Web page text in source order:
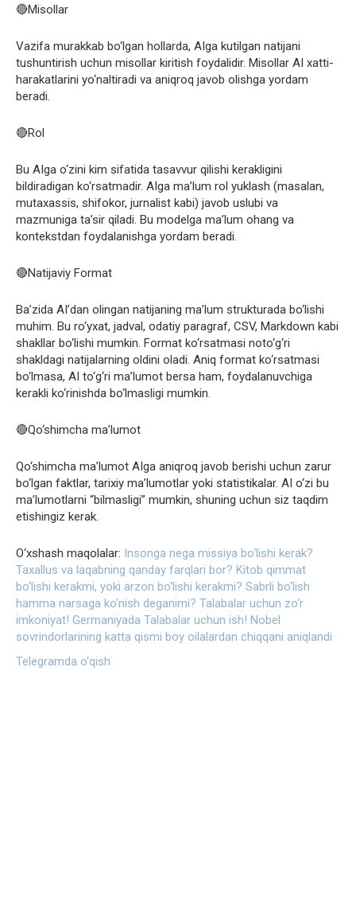
🔴Misollar
Vazifa murakkab bo‘lgan hollarda, AIga kutilgan natijani
tushuntirish uchun misollar kiritish foydalidir. Misollar AI xatti-
harakatlarini yo‘naltiradi va aniqroq javob olishga yordam
beradi.
🔴Rol
Bu AIga o‘zini kim sifatida tasavvur qilishi kerakligini
bildiradigan ko‘rsatmadir. AIga ma’lum rol yuklash (masalan,
mutaxassis, shifokor, jurnalist kabi) javob uslubi va
mazmuniga ta’sir qiladi. Bu modelga ma’lum ohang va
kontekstdan foydalanishga yordam beradi.
🔴Natijaviy Format
Ba’zida AI’dan olingan natijaning ma’lum strukturada bo‘lishi
muhim. Bu ro‘yxat, jadval, odatiy paragraf, CSV, Markdown kabi
shakllar bo‘lishi mumkin. Format ko‘rsatmasi noto‘g‘ri
shakldagi natijalarning oldini oladi. Aniq format ko‘rsatmasi
bo‘lmasa, AI to‘g‘ri ma’lumot bersa ham, foydalanuvchiga
kerakli ko‘rinishda bo‘lmasligi mumkin.
🔴Qo‘shimcha ma’lumot
Qo‘shimcha ma’lumot AIga aniqroq javob berishi uchun zarur
bo‘lgan faktlar, tarixiy ma’lumotlar yoki statistikalar. AI o‘zi bu
ma’lumotlarni “bilmasligi” mumkin, shuning uchun siz taqdim
etishingiz kerak.
O‘xshash maqolalar: Insonga nega missiya bo‘lishi kerak?
Taxallus va laqabning qanday farqlari bor? Kitob qimmat
bo‘lishi kerakmi, yoki arzon bo‘lishi kerakmi? Sabrli bo‘lish
hamma narsaga ko‘nish deganimi? Talabalar uchun zo‘r
imkoniyat! Germaniyada Talabalar uchun ish! Nobel
sovrindorlarining katta qismi boy oilalardan chiqqani aniqlandi
Telegramda o‘qish